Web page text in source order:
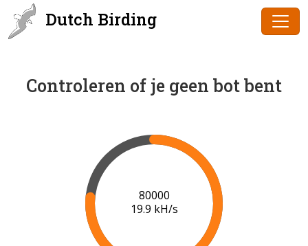
Dutch Birding
Controleren of je geen bot bent
80000
19.9 kH/s